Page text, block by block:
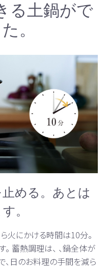
る土鍋がで
。
める。あとは
。
火にかける時間は10分。
蓄熱調理は、 、鍋全体が
、日のお料理の手間を減ら